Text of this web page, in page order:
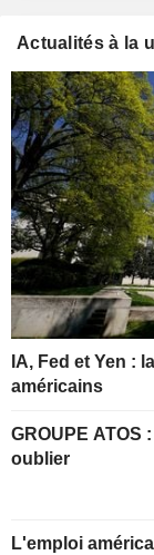
Actualités à la
IA, Fed et Yen :
américains
GROUPE ATOS : une nouvelle année à
oublier
L'emploi